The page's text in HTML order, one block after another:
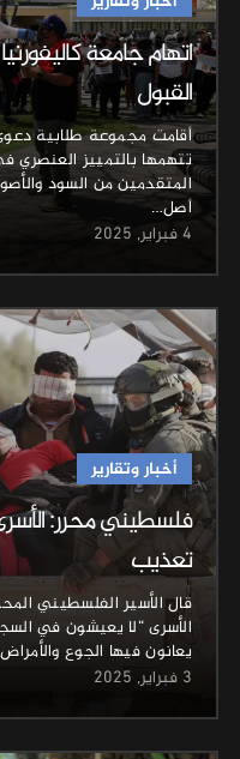
اتهام جامعة
القبول
أقامت مجموعة طلابية
تتهمها بالتمييز
المتقدمين من السود
أصل…
4 فبراير, 2025
أخبار وتقارير
فلسطيني محرر:
تعذيب
قال الأسير الفلسطيني
الأسرى “لا يعيشون في
يعانون فيها الجوع
3 فبراير, 2025